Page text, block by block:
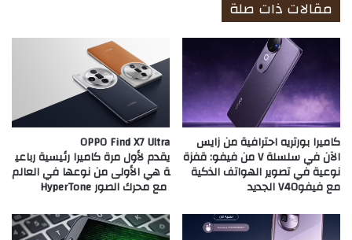
مقالات ذات صلة
كاميرا بورتريه احترافية من زايس
الآن في سلسلة V من فيفو: قفزة
نوعية في تصوير الهواتف الذكية
مع فيفوV40 الجديد
OPPO Find X7 Ultra
يقدم لأول مرة كاميرا رئيسية رباعي
ة هي الأولى من نوعها في العالم
مع محرك الصور HyperTone